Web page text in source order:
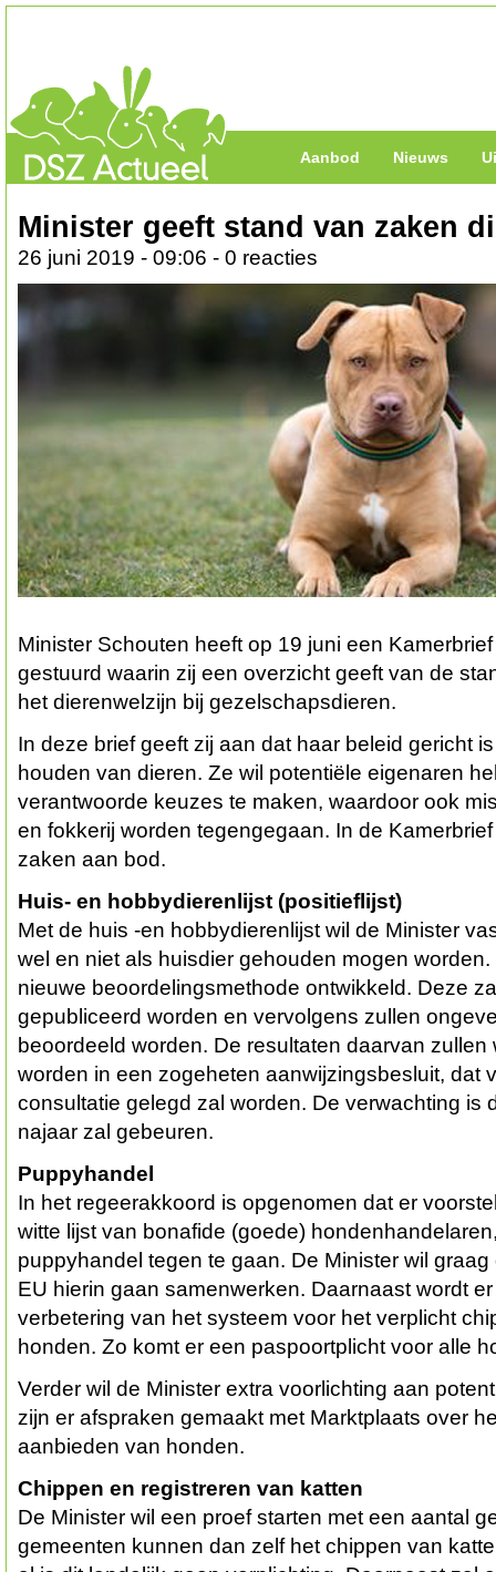
Aanbod Nieuws
Minister geeft stand van zaken
26 juni 2019 - 09:06 - 0 reacties
Minister Schouten heeft op 19 juni een
gestuurd waarin zij een overzicht geeft van de
het dierenwelzijn bij gezelschapsdieren.
In deze brief geeft zij aan dat haar beleid gericht
houden van dieren. Ze wil potentiële eigenaren
verantwoorde keuzes te maken, waardoor ook
en fokkerij worden tegengegaan. In de
zaken aan bod.
Huis- en hobbydierenlijst (positieflijst)
Met de huis -en hobbydierenlijst wil de Minister
wel en niet als huisdier gehouden mogen
nieuwe beoordelingsmethode ontwikkeld. Deze
gepubliceerd worden en vervolgens zullen
beoordeeld worden. De resultaten daarvan zullen
worden in een zogeheten aanwijzingsbesluit, dat
consultatie gelegd zal worden. De verwachting is
najaar zal gebeuren.
Puppyhandel
In het regeerakkoord is opgenomen dat er
witte lijst van bonafide (goede)
puppyhandel tegen te gaan. De Minister wil
EU hierin gaan samenwerken. Daarnaast wordt
verbetering van het systeem voor het verplicht
honden. Zo komt er een paspoortplicht voor alle
Verder wil de Minister extra voorlichting aan
zijn er afspraken gemaakt met Marktplaats over
aanbieden van honden.
Chippen en registreren van katten
De Minister wil een proef starten met een aantal
gemeenten kunnen dan zelf het chippen van